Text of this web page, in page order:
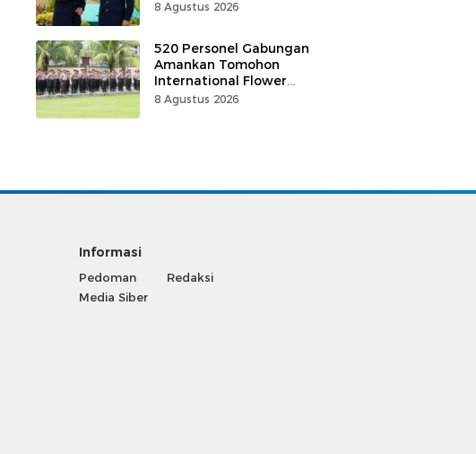
Wartawan Berdampak
8 Agustus 2026
520 Personel Gabungan
Amankan Tomohon
International Flower
Festival
8 Agustus 2026
Informasi
Pedoman
Media Siber
Redaksi